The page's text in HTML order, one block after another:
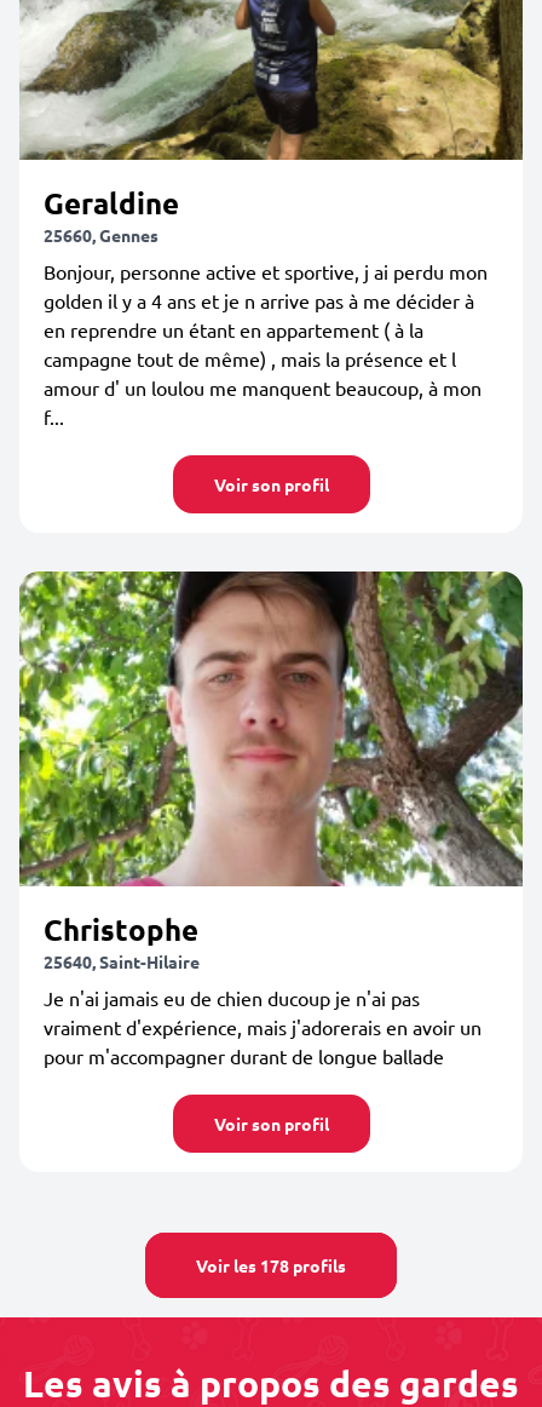
Geraldine
25660, Gennes
Bonjour, personne active et sportive, j ai perdu mon
golden il y a 4 ans et je n arrive pas à me décider à
en reprendre un étant en appartement ( à la
campagne tout de même) , mais la présence et l
amour d' un loulou me manquent beaucoup, à mon
f...
Voir son profil
Christophe
25640, Saint-Hilaire
Je n'ai jamais eu de chien ducoup je n'ai pas
vraiment d'expérience, mais j'adorerais en avoir un
pour m'accompagner durant de longue ballade
Voir son profil
Voir les 178 profils
Les avis à propos des gardes